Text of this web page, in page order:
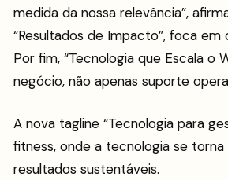
medida da nossa relevância”,
“Resultados de Impacto”, foca
Por fim, “Tecnologia que Escala o
negócio, não apenas suporte
A nova tagline “Tecnologia para
fitness, onde a tecnologia se
resultados sustentáveis.